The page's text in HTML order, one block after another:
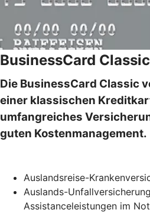
BusinessCard Classic
Die BusinessCard Classic
einer klassischen
umfangreiches
guten Kostenmanagement.
Auslandsreise-
Auslands-
Assistanceleistungen im